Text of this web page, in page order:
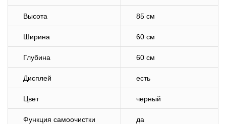
Высота 85 см
Ширина 60 см
Глубина 60 см
Дисплей есть
Цвет черный
Функция самоочистки да